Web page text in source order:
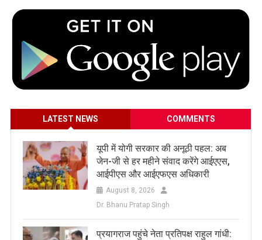
LATEST NEWS COMMENTS
यूपी में योगी सरकार की अनूठी पहल: अब
जेन-जी से हर महीने संवाद करेंगे आईएएस,
आईपीएस और आईएफएस अधिकारी
August 8, 2026
Dr. Bhanu Pratap Singh
प्रयागराज पहुंचे नेता प्रतिपक्ष राहुल गांधी: